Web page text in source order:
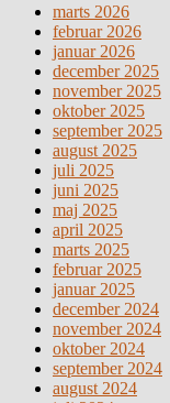
marts 2026
februar 2026
januar 2026
december 2025
november 2025
oktober 2025
september 2025
august 2025
juli 2025
juni 2025
maj 2025
april 2025
marts 2025
februar 2025
januar 2025
december 2024
november 2024
oktober 2024
september 2024
august 2024